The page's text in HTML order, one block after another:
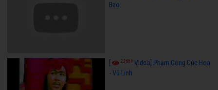
Beo
23604 Video] Phạm Công Cúc Hoa
- Vũ Linh